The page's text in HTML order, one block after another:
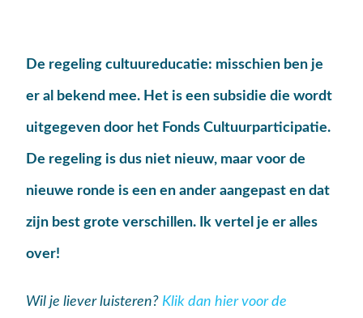
Contact
De regeling cultuureducatie: misschien ben je
er al bekend mee. Het is een subsidie die wordt
uitgegeven door het Fonds Cultuurparticipatie.
De regeling is dus niet nieuw, maar voor de
nieuwe ronde is een en ander aangepast en dat
zijn best grote verschillen. Ik vertel je er alles
over!
Wil je liever luisteren? Klik dan hier voor de